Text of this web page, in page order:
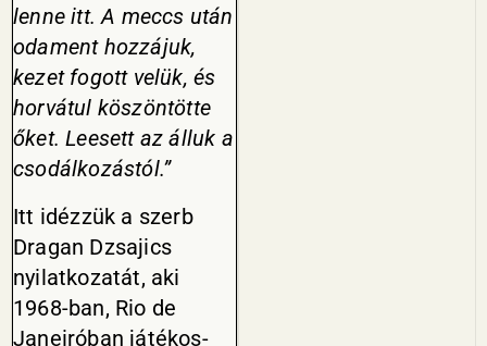
lenne itt. A meccs után
odament hozzá­juk,
kezet fogott velük, és
horvátul köszöntötte
őket. Leesett az álluk a
csodálkozástól.”
Itt idézzük a szerb
Dragan Dzsajics
nyilatkozatát, aki
1968-ban, Rio de
Janeiróban játékos­